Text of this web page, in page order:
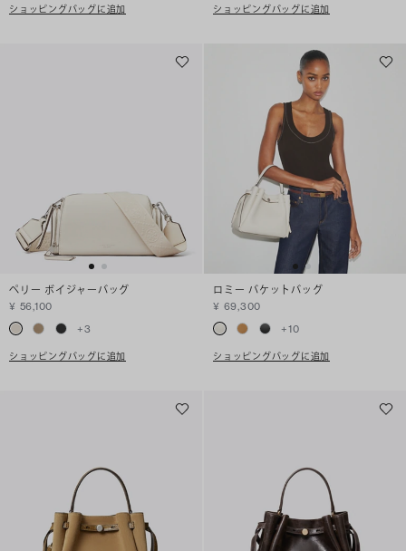
ショッピングバッグに追加 ショッピングバッグに追加
ペリー ボイジャーバッグ
¥ 56,100
+3
ショッピングバッグに追加
ロミー バケットバッグ
¥ 69,300
+10
ショッピングバッグに追加